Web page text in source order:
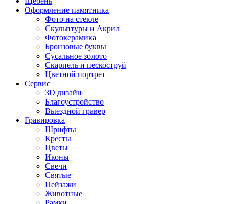
Оформление памятника
Фото на стекле
Скульптуры и Акрил
Фотокерамика
Бронзовые буквы
Сусальное золото
Скарпель и пескоструй
Цветной портрет
Сервис
3D дизайн
Благоустройство
Выездной гравер
Гравировка
Шрифты
Кресты
Цветы
Иконы
Свечи
Святые
Пейзажи
Животные